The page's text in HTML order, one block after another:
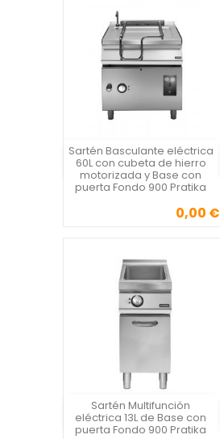
Sartén Basculante eléctrica
60L con cubeta de hierro
motorizada y Base con
puerta Fondo 900 Pratika
Precio0,00 €

Vista rápida
Sartén Multifunción
eléctrica 13L de Base con
puerta Fondo 900 Pratika

Vista rápida